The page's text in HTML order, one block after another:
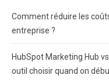
Comment réduire les
entreprise ?
HubSpot Marketing Hub
outil choisir quand on